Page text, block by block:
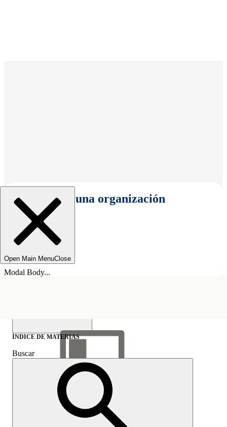
Seleccionar una organización
Open Main MenuClose
Modal Body...
Mostrar índice de
materias
Índice de materias
ÍNDICE DE MATERIAS
Buscar